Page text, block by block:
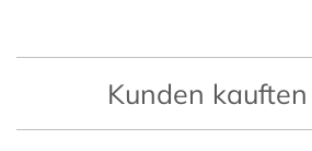
Kunden